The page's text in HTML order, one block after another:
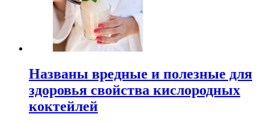
Названы вредные и полезные для
здоровья свойства кислородных
коктейлей